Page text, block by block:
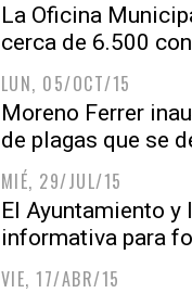
La Oficina
cerca de 6.500
LUN, 05/OCT/15
Moreno Ferrer
de plagas que se
MIÉ, 29/JUL/15
El Ayuntamiento
informativa para
VIE, 17/ABR/15